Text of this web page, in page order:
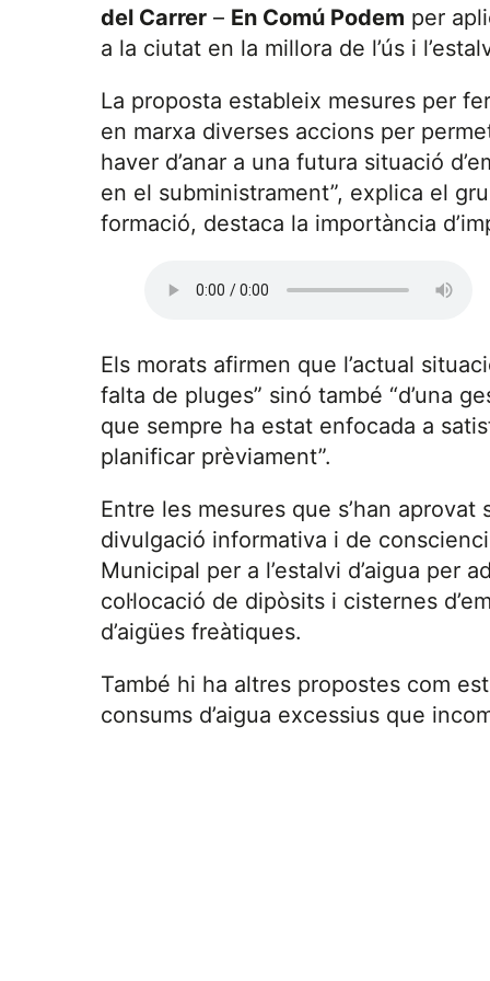
del Carrer – En Comú Podem per
a la ciutat en la millora de l’ús i
La proposta estableix mesures per
en marxa diverses accions per
haver d’anar a una futura situació
en el subministrament”, explica el
formació, destaca la importància
Els morats afirmen que l’actual
falta de pluges” sinó també “d’una
que sempre ha estat enfocada a
planificar prèviament”.
Entre les mesures que s’han
divulgació informativa i de
Municipal per a l’estalvi d’aigua per
col·locació de dipòsits i cisternes
d’aigües freàtiques.
També hi ha altres propostes com
consums d’aigua excessius que